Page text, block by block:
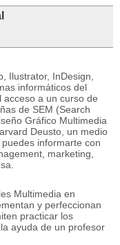
Ilustrator, InDesign,
informáticos del
acceso a un curso de
de SEM (Search
Gráfico Multimedia
Deusto, un medio
informarte con
marketing,
Multimedia en
y perfeccionan
practicar los
ayuda de un profesor